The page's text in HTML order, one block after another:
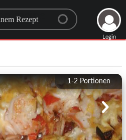
recipe
Login
1-2 Portionen